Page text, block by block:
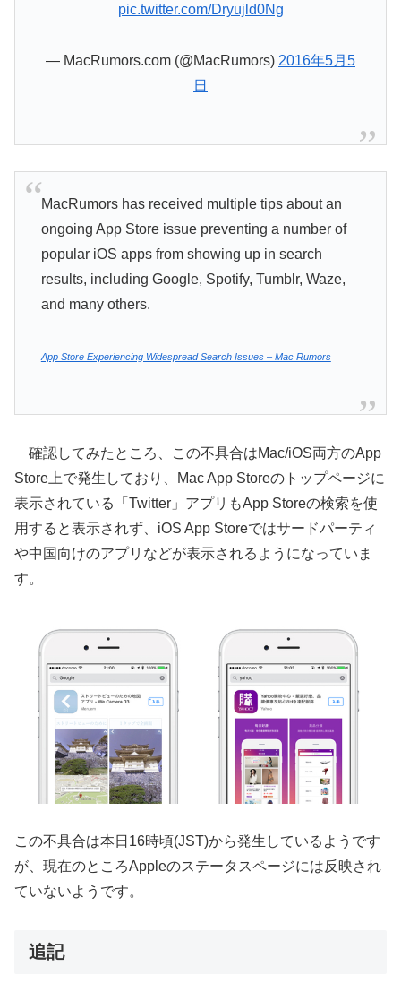
pic.twitter.com/Dryujld0Ng
— MacRumors.com (@MacRumors) 2016年5月5
日
MacRumors has received multiple tips about an
ongoing App Store issue preventing a number of
popular iOS apps from showing up in search
results, including Google, Spotify, Tumblr, Waze,
and many others.
App Store Experiencing Widespread Search Issues – Mac Rumors
確認してみたところ、この不具合はMac/iOS両方のApp
Store上で発生しており、Mac App Storeのトップページに
表示されている「Twitter」アプリもApp Storeの検索を使
用すると表示されず、iOS App Storeではサードパーティ
や中国向けのアプリなどが表示されるようになっていま
す。
この不具合は本日16時頃(JST)から発生しているようです
が、現在のところAppleのステータスページには反映され
ていないようです。
追記